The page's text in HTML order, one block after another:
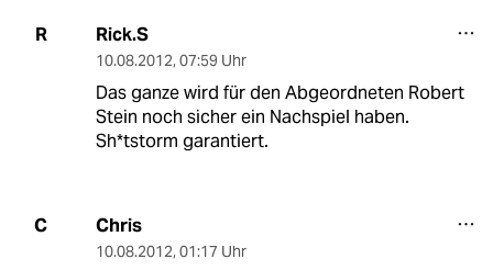
R Rick.S
10.08.2012, 07:59 Uhr
Das ganze wird für den Abgeordneten Robert
Stein noch sicher ein Nachspiel haben.
Sh*tstorm garantiert.
C Chris
10.08.2012, 01:17 Uhr